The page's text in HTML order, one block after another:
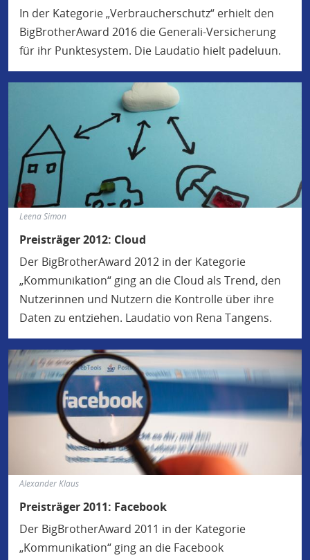
In der Kategorie „Verbraucherschutz“ erhielt den
BigBrotherAward 2016 die Generali-Versicherung
für ihr Punktesystem. Die Laudatio hielt padeluun.
Preisträger 2012: Cloud
Leena Simon
Der BigBrotherAward 2012 in der Kategorie
„Kommunikation“ ging an die Cloud als Trend, den
Nutzerinnen und Nutzern die Kontrolle über ihre
Daten zu entziehen. Laudatio von Rena Tangens.
Preisträger 2011: Facebook
Alexander Klaus
Der BigBrotherAward 2011 in der Kategorie
„Kommunikation“ ging an die Facebook